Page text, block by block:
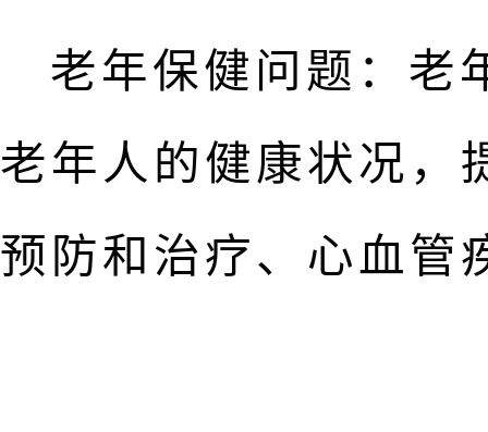
老年保健问题：老
老年人的健康状况，
预防和治疗、心血管